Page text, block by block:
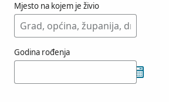
Mjesto na kojem je živio
Godina rođenja